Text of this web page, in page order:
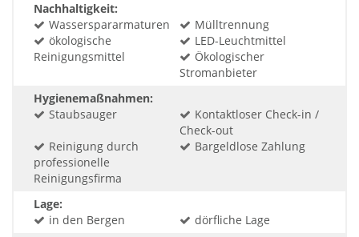
Nachhaltigkeit:
Wasserspararmaturen
Mülltrennung
ökologische
Reinigungsmittel
LED-Leuchtmittel
Ökologischer
Stromanbieter
Hygienemaßnahmen:
Staubsauger
Kontaktloser Check-in /
Check-out
Reinigung durch
professionelle
Reinigungsfirma
Bargeldlose Zahlung
Lage:
in den Bergen
dörfliche Lage